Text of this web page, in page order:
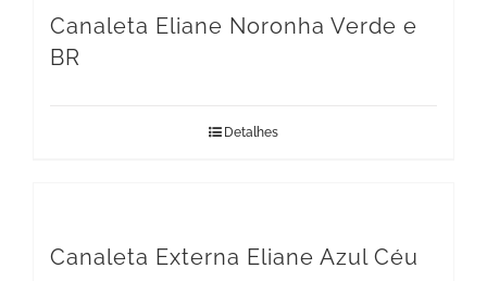
Canaleta Eliane Noronha Verde e
BR
Detalhes
Canaleta Externa Eliane Azul Céu